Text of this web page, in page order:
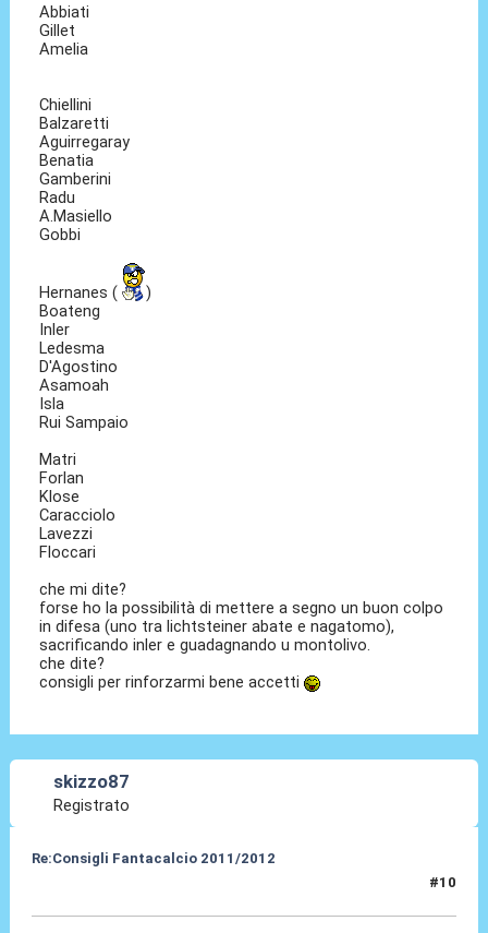
Abbiati
Gillet
Amelia
Chiellini
Balzaretti
Aguirregaray
Benatia
Gamberini
Radu
A.Masiello
Gobbi
Hernanes (
)
Boateng
Inler
Ledesma
D'Agostino
Asamoah
Isla
Rui Sampaio
Matri
Forlan
Klose
Caracciolo
Lavezzi
Floccari
che mi dite?
forse ho la possibilità di mettere a segno un buon colpo
in difesa (uno tra lichtsteiner abate e nagatomo),
sacrificando inler e guadagnando u montolivo.
che dite?
consigli per rinforzarmi bene accetti
skizzo87
Registrato
Re:Consigli Fantacalcio 2011/2012
#10